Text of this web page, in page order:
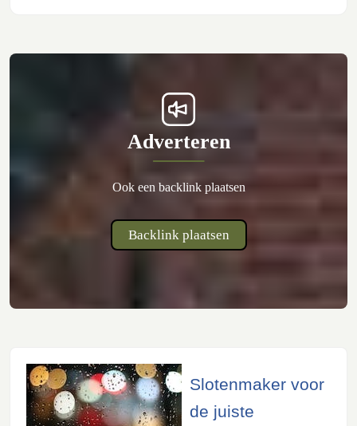
Adverteren
Ook een backlink plaatsen
Backlink plaatsen
Slotenmaker voor
de juiste